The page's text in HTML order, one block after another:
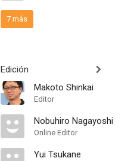
7 más
Edición
Makoto Shinkai
Editor
Nobuhiro Nagayoshi
Online Editor
Yui Tsukane